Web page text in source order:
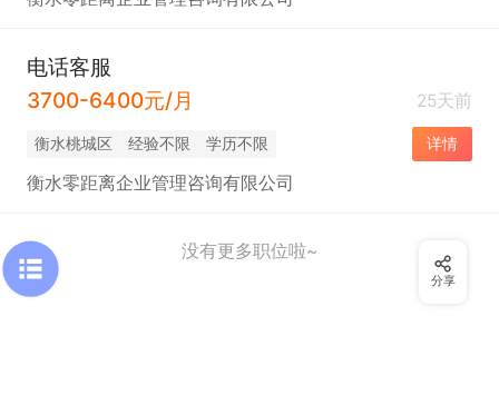
电话客服
3700-6400元/月
25天前
衡水桃城区 经验不限 学历不限 详情
衡水零距离企业管理咨询有限公司
没有更多职位啦~
分享